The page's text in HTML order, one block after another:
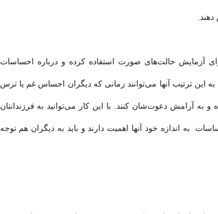
آزمایش حالت‌های صورت استفاده کرده و درباره احساسات
این ترتیب آنها می‌توانند زمانی که دیگران احساس غم یا ترس
و به آرامش دعوت‌شان کنند. با این کار می‌توانید به فرزندانتان
به اندازه خود آنها اهمیت دارند و باید به دیگران هم توجه